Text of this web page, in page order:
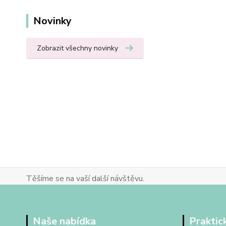
Novinky
Zobrazit všechny novinky
Těšíme se na vaší další návštěvu.
Naše nabídka